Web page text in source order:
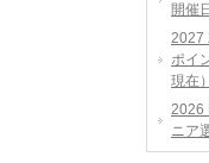
開催
2027
ポイ
現在）
2026
ニア